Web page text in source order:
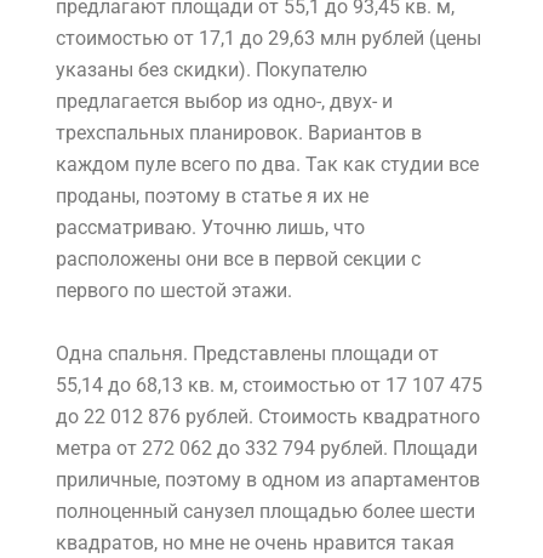
предлагают площади от 55,1 до 93,45 кв. м,
стоимостью от 17,1 до 29,63 млн рублей (цены
указаны без скидки). Покупателю
предлагается выбор из одно-, двух- и
трехспальных планировок. Вариантов в
каждом пуле всего по два. Так как студии все
проданы, поэтому в статье я их не
рассматриваю. Уточню лишь, что
расположены они все в первой секции с
первого по шестой этажи.
Одна спальня. Представлены площади от
55,14 до 68,13 кв. м, стоимостью от 17 107 475
до 22 012 876 рублей. Стоимость квадратного
метра от 272 062 до 332 794 рублей. Площади
приличные, поэтому в одном из апартаментов
полноценный санузел площадью более шести
квадратов, но мне не очень нравится такая